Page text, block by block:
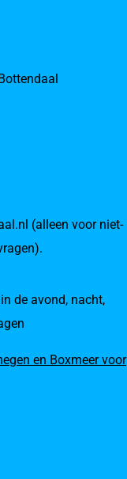
(alleen voor niet-
de avond, nacht,
en Boxmeer voor